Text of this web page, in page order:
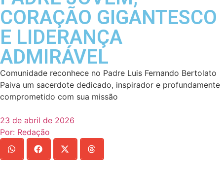
CORAÇÃO GIGANTESCO
E LIDERANÇA
ADMIRÁVEL
Comunidade reconhece no Padre Luis Fernando Bertolato
Paiva um sacerdote dedicado, inspirador e profundamente
comprometido com sua missão
23 de abril de 2026
Por: Redação